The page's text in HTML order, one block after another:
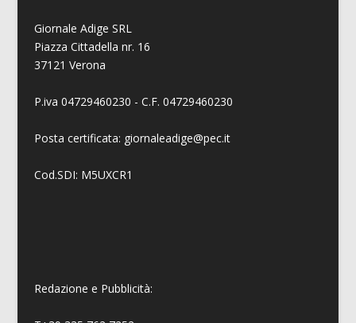
Giornale Adige SRL
Piazza Cittadella nr. 16
37121 Verona
P.iva 04729460230 - C.F. 04729460230
Posta certificata: giornaleadige@pec.it
Cod.SDI: M5UXCR1
Redazione e Pubblicità: